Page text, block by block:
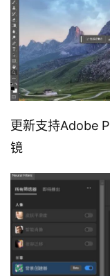
更新支持Adobe
镜